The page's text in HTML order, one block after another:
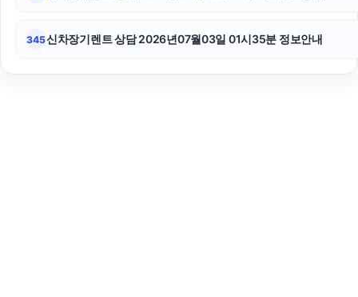
345신차장기렌트 상담 2026년07월03일 01시35분 정보안내